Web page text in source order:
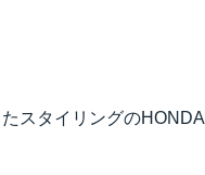
スタイリングのHONDA